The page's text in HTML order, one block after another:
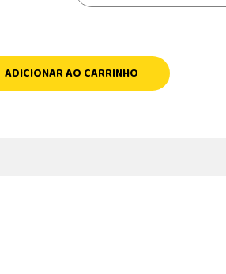
ADICIONAR AO CARRINHO